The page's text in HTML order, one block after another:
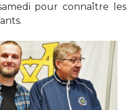
pour connaître les